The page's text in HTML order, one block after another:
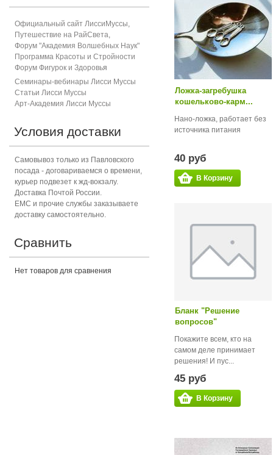
Ложка-загребушка
кошельково-карм...
Нано-ложка, работает без
источника питания
40 руб
В Корзину
Бланк "Решение
вопросов"
Покажите всем, кто на
самом деле принимает
решения! И пус...
45 руб
В Корзину
Официальный сайт ЛиссиМуссы,
Путешествие на РайСвета,
Форум "Академия Волшебных Наук"
Программа Красоты и Стройности
Форум Фигурок и Здоровья
Семинары-вебинары Лисси Муссы
Статьи Лисси Муссы
Арт-Академия Лисси Муссы
Условия доставки
Самовывоз только из Павловского
посада - договариваемся о времени,
курьер подвезет к жд-вокзалу.
Доставка Почтой России.
ЕМС и прочие службы заказываете
доставку самостоятельно.
Сравнить
Нет товаров для сравнения